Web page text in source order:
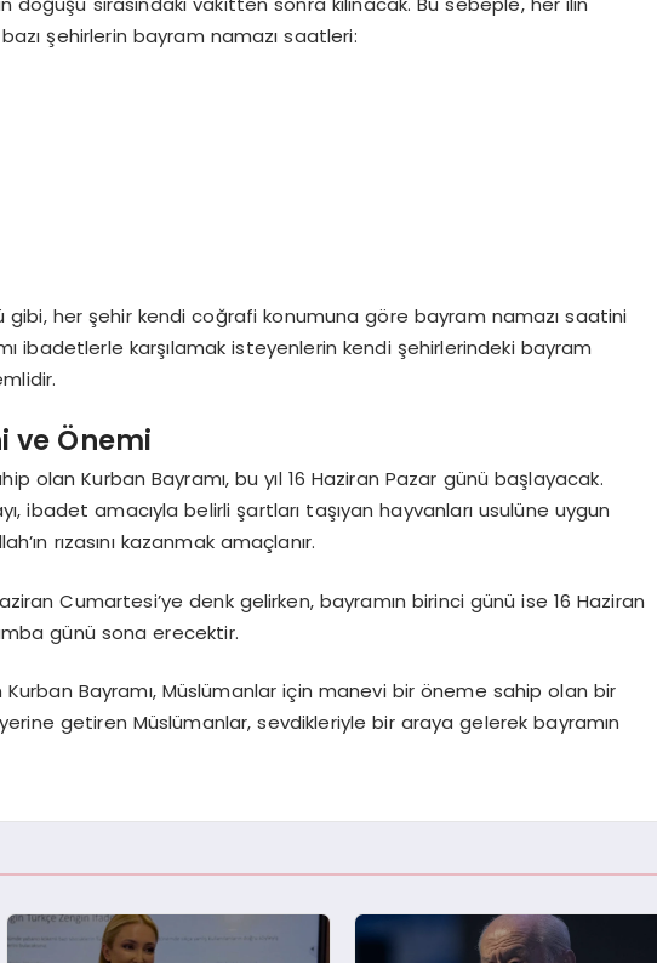
şehirlerin bayram namazı saatleri:
gibi, her şehir kendi coğrafi konumuna göre bayram namazı saatini
ibadetlerle karşılamak isteyenlerin kendi şehirlerindeki bayram
ve Önemi
olan Kurban Bayramı, bu yıl 16 Haziran Pazar günü başlayacak.
ibadet amacıyla belirli şartları taşıyan hayvanları usulüne uygun
rızasını kazanmak amaçlanır.
Cumartesi’ye denk gelirken, bayramın birinci günü ise 16 Haziran
günü sona erecektir.
Bayramı, Müslümanlar için manevi bir öneme sahip olan bir
getiren Müslümanlar, sevdikleriyle bir araya gelerek bayramın